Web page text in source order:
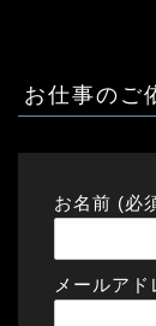
お仕事のご
お名前 (必
メールア